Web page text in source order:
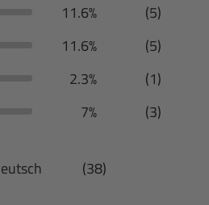
11.6%
(5)
11.6%
(5)
2.3%
(1)
7% (3)
(38)